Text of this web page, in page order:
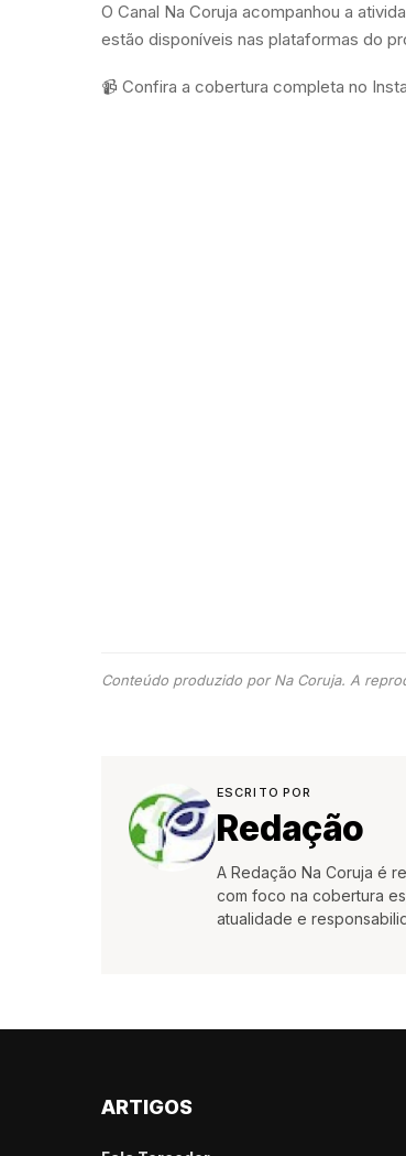
O Canal Na Coruja acompanhou a
estão disponíveis nas plataformas do
📹 Confira a cobertura completa no
Conteúdo produzido por Na Coruja. A
ESCRITO POR
Redação
A Redação Na Coruja é
com foco na cobertura
atualidade e
ARTIGOS